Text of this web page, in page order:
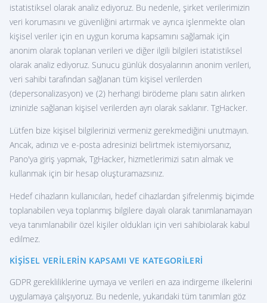
istatistiksel olarak analiz ediyoruz. Bu nedenle, şirket verilerimizin
veri korumasını ve güvenliğini artırmak ve ayrıca işlenmekte olan
kişisel veriler için en uygun koruma kapsamını sağlamak için
anonim olarak toplanan verileri ve diğer ilgili bilgileri istatistiksel
olarak analiz ediyoruz. Sunucu günlük dosyalarının anonim verileri,
veri sahibi tarafından sağlanan tüm kişisel verilerden
(depersonalizasyon) ve (2) herhangi birödeme planı satın alırken
izninizle sağlanan kişisel verilerden ayrı olarak saklanır. TgHacker.
Lütfen bize kişisel bilgilerinizi vermeniz gerekmediğini unutmayın.
Ancak, adınızı ve e-posta adresinizi belirtmek istemiyorsanız,
Pano'ya giriş yapmak, TgHacker, hizmetlerimizi satın almak ve
kullanmak için bir hesap oluşturamazsınız.
Hedef cihazların kullanıcıları, hedef cihazlardan şifrelenmiş biçimde
toplanabilen veya toplanmış bilgilere dayalı olarak tanımlanamayan
veya tanımlanabilir özel kişiler oldukları için veri sahibiolarak kabul
edilmez.
KIŞISEL VERILERIN KAPSAMI VE KATEGORILERI
GDPR gerekliliklerine uymaya ve verileri en aza indirgeme ilkelerini
uygulamaya çalışıyoruz. Bu nedenle, yukarıdaki tüm tanımları göz